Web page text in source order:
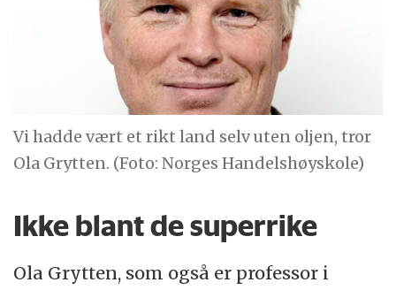
Vi hadde vært et rikt land selv uten oljen, tror
Ola Grytten. (Foto: Norges Handelshøyskole)
Ikke blant de superrike
Ola Grytten, som også er professor i